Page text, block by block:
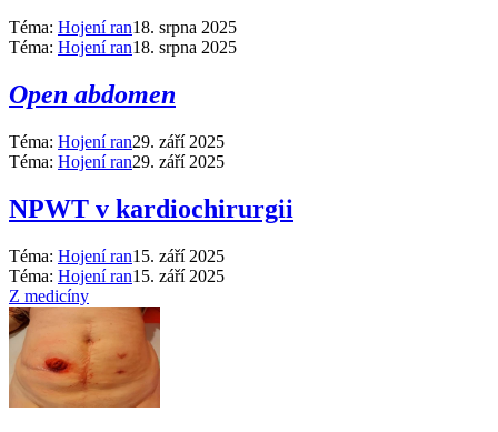
Téma: Hojení ran18. srpna 2025
Téma: Hojení ran18. srpna 2025
Open abdomen
Téma: Hojení ran29. září 2025
Téma: Hojení ran29. září 2025
NPWT v kardiochirurgii
Téma: Hojení ran15. září 2025
Téma: Hojení ran15. září 2025
Z medicíny